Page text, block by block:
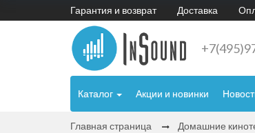
Гарантия и возврат Доставка
Каталог Акции и новинки
Главная страница Домашние